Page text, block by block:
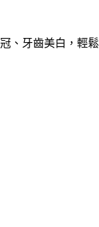
、牙齒美白，輕鬆